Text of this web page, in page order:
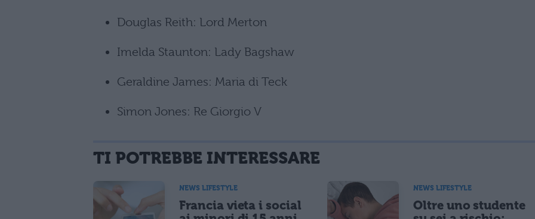
Douglas Reith: Lord Merton
Imelda Staunton: Lady Bagshaw
Geraldine James: Maria di Teck
Simon Jones: Re Giorgio V
TI POTREBBE INTERESSARE
NEWS LIFESTYLE
Francia vieta i social
NEWS LIFESTYLE
Oltre uno studente